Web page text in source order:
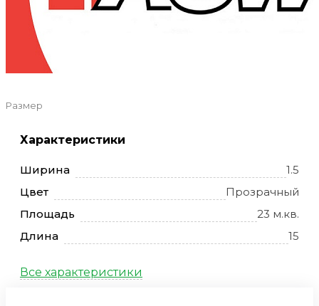
Размер
Характеристики
Ширина
1.5
Цвет
Прозрачный
Площадь
23 м.кв.
Длина
15
Все характеристики